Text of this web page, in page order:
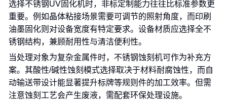
选择不锈钢UV固化机时，非标定制能力往往比标准参数更
重要。例如晶体粘接场景需要可调节的照射角度，而印刷
油墨固化则对设备宽度有特定要求。设备材质应选择全不
锈钢结构，兼顾耐用性与清洁便利性。
当处理对象为复杂金属件时，不锈钢蚀刻机可作为补充方
案。其酸性/碱性蚀刻模式选择取决于材料耐腐蚀性，而自
动输送带设计能显著提升标牌等规则件的加工效率。但需
注意蚀刻工艺会产生废液，需配套环保处理设施。